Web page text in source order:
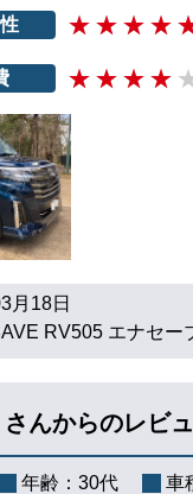
月18日
RV505 エナセー
さんからのレビ
年齢： 30代 車